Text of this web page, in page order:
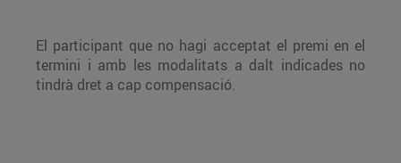
El participant que no hagi acceptat el premi en el
termini i amb les modalitats a dalt indicades no
tindrà dret a cap compensació.